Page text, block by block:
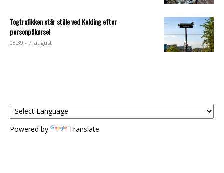
Togtrafikken står stille ved Kolding efter
personpåkørsel
08:39 - 7. august
Powered by Translate